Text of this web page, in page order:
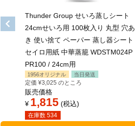
Thunder Group せいろ蒸しシート
24cmせいろ用 100枚入り 丸型 穴あ
き 使い捨て ペーパー 蒸し器シート
セイロ用紙 中華蒸籠 WDSTM024P
PR100 / 24cm用
1956オリジナル 当日発送
定価 ¥3,025 のところ
販売価格
¥ 1,815 税込
在庫数 534